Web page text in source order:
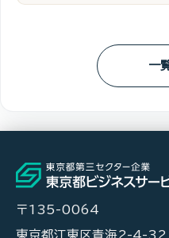
一
〒135-0064
東京都江東区青海2-4-32